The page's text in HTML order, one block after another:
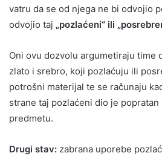
vatru da se od njega ne bi odvojio
odvojio taj „pozlaćeni“ ili
Oni ovu dozvolu argumetiraju time
zlato i srebro, koji pozlaćuju ili
potrošni materijal te se računaju
strane taj pozlaćeni dio je popratan
predmetu.
Drugi stav: zabrana uporebe